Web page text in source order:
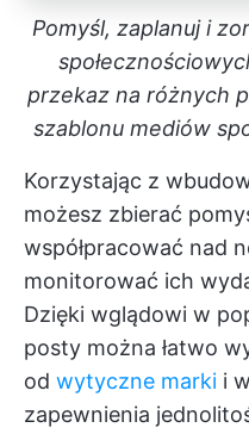
Pomyśl, zaplanuj i
przekaz na różnych
szablonu mediów
Korzystając z
możesz zbierać
współpracować nad
monitorować ich
Dzięki wglądowi w
posty można łatwo
od wytyczne marki i
zapewnienia